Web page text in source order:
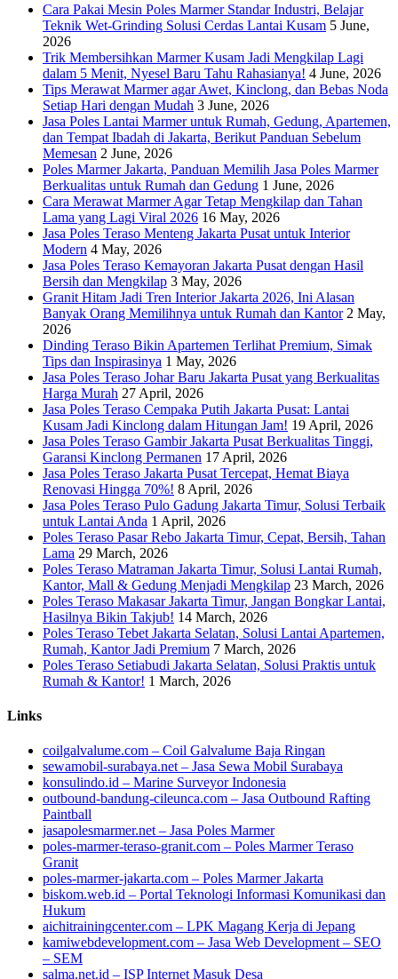
Cara Pakai Mesin Poles Marmer Standar Industri, Belajar
Teknik Wet-Grinding Solusi Cerdas Lantai Kusam 5 June,
2026
Trik Membersihkan Marmer Kusam Jadi Mengkilap Lagi
dalam 5 Menit, Nyesel Baru Tahu Rahasianya! 4 June, 2026
Tips Merawat Marmer agar Awet, Kinclong, dan Bebas Noda
Setiap Hari dengan Mudah 3 June, 2026
Jasa Poles Lantai Marmer untuk Rumah, Gedung, Apartemen,
dan Tempat Ibadah di Jakarta, Berikut Panduan Sebelum
Memesan 2 June, 2026
Poles Marmer Jakarta, Panduan Memilih Jasa Poles Marmer
Berkualitas untuk Rumah dan Gedung 1 June, 2026
Cara Merawat Marmer Agar Tetap Mengkilap dan Tahan
Lama yang Lagi Viral 2026 16 May, 2026
Jasa Poles Teraso Menteng Jakarta Pusat untuk Interior
Modern 4 May, 2026
Jasa Poles Teraso Kemayoran Jakarta Pusat dengan Hasil
Bersih dan Mengkilap 3 May, 2026
Granit Hitam Jadi Tren Interior Jakarta 2026, Ini Alasan
Banyak Orang Memilihnya untuk Rumah dan Kantor 2 May,
2026
Dinding Teraso Bikin Apartemen Terlihat Premium, Simak
Tips dan Inspirasinya 1 May, 2026
Jasa Poles Teraso Johar Baru Jakarta Pusat yang Berkualitas
Harga Murah 27 April, 2026
Jasa Poles Teraso Cempaka Putih Jakarta Pusat: Lantai
Kusam Jadi Kinclong dalam Hitungan Jam! 19 April, 2026
Jasa Poles Teraso Gambir Jakarta Pusat Berkualitas Tinggi,
Garansi Kinclong Permanen 17 April, 2026
Jasa Poles Teraso Jakarta Pusat Tercepat, Hemat Biaya
Renovasi Hingga 70%! 8 April, 2026
Jasa Poles Teraso Pulo Gadung Jakarta Timur, Solusi Terbaik
untuk Lantai Anda 1 April, 2026
Poles Teraso Pasar Rebo Jakarta Timur, Cepat, Bersih, Tahan
Lama 29 March, 2026
Poles Teraso Matraman Jakarta Timur, Solusi Lantai Rumah,
Kantor, Mall & Gedung Menjadi Mengkilap 23 March, 2026
Poles Teraso Makasar Jakarta Timur, Jangan Bongkar Lantai,
Hasilnya Bikin Takjub! 14 March, 2026
Poles Teraso Tebet Jakarta Selatan, Solusi Lantai Apartemen,
Rumah, Kantor Jadi Premium 7 March, 2026
Poles Teraso Setiabudi Jakarta Selatan, Solusi Praktis untuk
Rumah & Kantor! 1 March, 2026
Links
coilgalvalume.com – Coil Galvalume Baja Ringan
sewamobil-surabaya.net – Jasa Sewa Mobil Surabaya
konsulindo.id – Marine Surveyor Indonesia
outbound-bandung-cileunca.com – Jasa Outbound Rafting
Paintball
jasapolesmarmer.net – Jasa Poles Marmer
poles-marmer-teraso-granit.com – Poles Marmer Teraso
Granit
poles-marmer-jakarta.com – Poles Marmer Jakarta
biskom.web.id – Portal Teknologi Informasi Komunikasi dan
Hukum
aichitrainingcenter.com – LPK Magang Kerja di Jepang
kamiwebdevelopment.com – Jasa Web Development – SEO
– SEM
salma.net.id – ISP Internet Masuk Desa